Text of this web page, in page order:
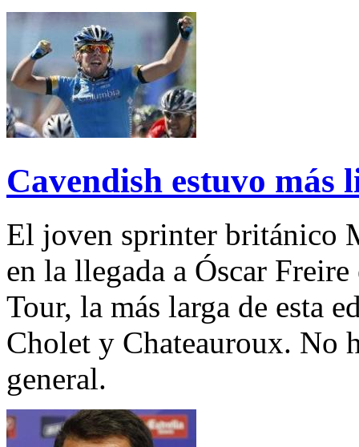
Cavendish estuvo más
El joven sprinter británico
en la llegada a Óscar
Tour, la más larga de esta
Cholet y Chateauroux. No
general.